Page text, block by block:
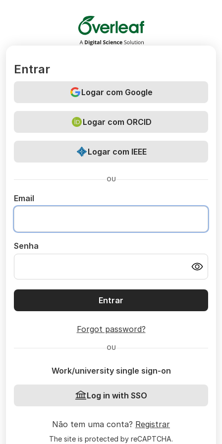
Overleaf
Entrar
Logar com Google
Logar com ORCID
Logar com IEEE
OU
Email
Senha
Entrar
Forgot password?
OU
Work/university single sign-on
Log in with SSO
Não tem uma conta? Registrar
The site is protected by reCAPTCHA.